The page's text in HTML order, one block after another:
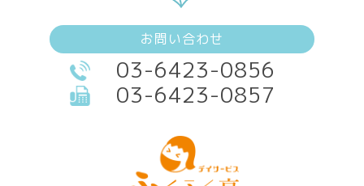
お問い合わせ
03-6423-0856
03-6423-0857